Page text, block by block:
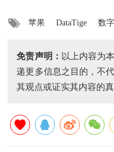
苹果 DataTige 数
免责声明： 以上内容为
递更多信息之目的，不
其观点或证实其内容的